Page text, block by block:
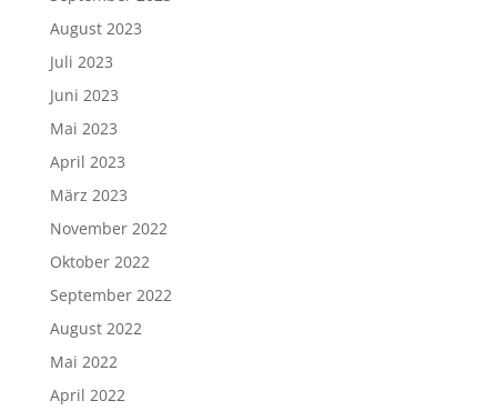
August 2023
Juli 2023
Juni 2023
Mai 2023
April 2023
März 2023
November 2022
Oktober 2022
September 2022
August 2022
Mai 2022
April 2022